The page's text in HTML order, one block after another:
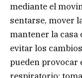
mediante el
sentarse, mover
mantener la casa
evitar los
pueden provocar